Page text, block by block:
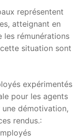
représentent
atteignant en
les rémunérations
situation sont
expérimentés
pour les agents
démotivation,
rendus.: